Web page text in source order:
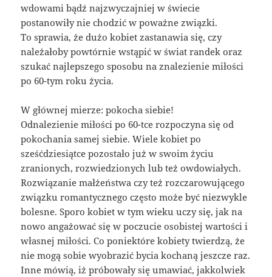
wdowami bądź najzwyczajniej w świecie
postanowiły nie chodzić w poważne związki.
To sprawia, że dużo kobiet zastanawia się, czy
należałoby powtórnie wstąpić w świat randek oraz
szukać najlepszego sposobu na znalezienie miłości
po 60-tym roku życia.
W głównej mierze: pokocha siebie!
Odnalezienie miłości po 60-tce rozpoczyna się od
pokochania samej siebie. Wiele kobiet po
sześćdziesiątce pozostało już w swoim życiu
zranionych, rozwiedzionych lub też owdowiałych.
Rozwiązanie małżeństwa czy też rozczarowującego
związku romantycznego często może być niezwykle
bolesne. Sporo kobiet w tym wieku uczy się, jak na
nowo angażować się w poczucie osobistej wartości i
własnej miłości. Co poniektóre kobiety twierdzą, że
nie mogą sobie wyobrazić bycia kochaną jeszcze raz.
Inne mówią, iż próbowały się umawiać, jakkolwiek